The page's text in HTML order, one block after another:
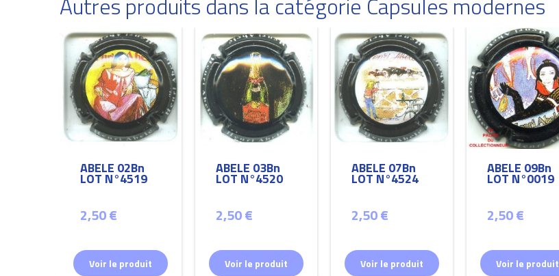
ABELE 02Bn
LOT N°4519
2,50 €
Voir le produit
ABELE 03Bn
LOT N°4520
2,50 €
Voir le produit
ABELE 07Bn
LOT N°4524
2,50 €
Voir le produit
ABELE 09Bn
LOT N°0019
2,50 €
Voir le produit